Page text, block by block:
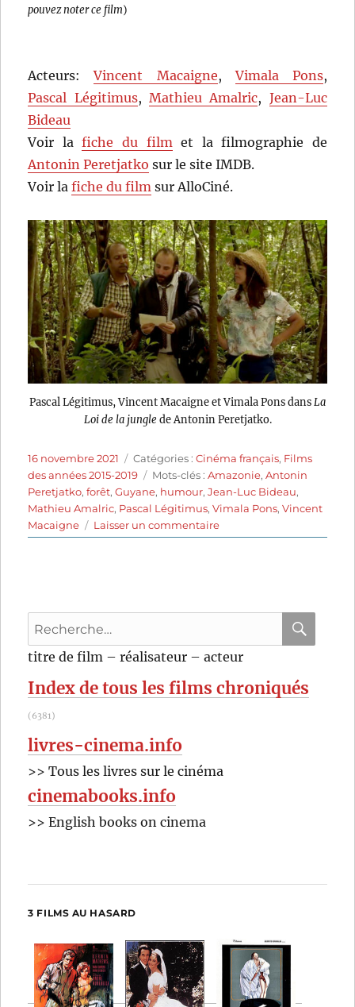
pouvez noter ce film)
Acteurs:Vincent Macaigne,Vimala Pons,
Pascal Légitimus,Mathieu Amalric, Jean-Luc
Bideau
Voir lafiche du filmet la filmographie de
Antonin Peretjatko sur le site IMDB.
Voir lafiche du film sur AlloCiné.
Pascal Légitimus, Vincent Macaigne et Vimala Pons dansLa
Loi de la junglede Antonin Peretjatko.
Publié
le
16 novembre 2021 Catégories
Catégories :Cinéma français, Films
des années 2015-2019
Étiquettes
Mots-clés :Amazonie,Antonin
Peretjatko,forêt,Guyane, humour,Jean-Luc Bideau,
Mathieu Amalric, Pascal Légitimus,Vimala Pons,Vincent
Macaigne
Laisser un commentairesur
La
Antonin
Recherche
pour
titre de film – réalisateur – acteur
Index de tous les films chroniqués
(6381)
livres-cinema.info
>> Tous les livres sur le cinéma
cinemabooks.info
>> English books on cinema
3 FILMS AU HASARD